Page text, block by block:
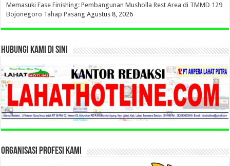
Memasuki Fase Finishing: Pembangunan Musholla Rest Area di TMMD 129
Bojonegoro Tahap Pasang Agustus 8, 2026
HUBUNGI KAMI DI SINI
ORGANISASI PROFESI KAMI